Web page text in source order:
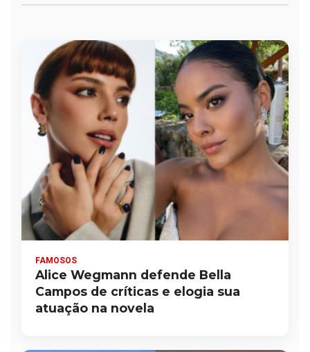
FAMOSOS
Alice Wegmann defende Bella
Campos de críticas e elogia sua
atuação na novela